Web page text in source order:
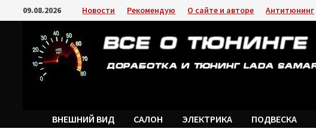
Перейти
к
содержимому
09.08.2026 Новости Рекомендую О сайте и авторе Антитюнинг
ВНЕШНИЙ ВИД САЛОН ЭЛЕКТРИКА ПОДВЕСКА